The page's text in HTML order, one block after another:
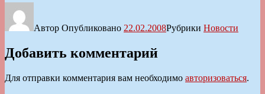
Автор Опубликовано 22.02.2008Рубрики Новости
Добавить комментарий
Для отправки комментария вам необходимо авторизоваться.